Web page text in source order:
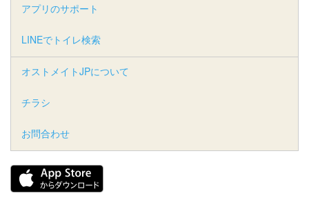
アプリのサポート
LINEでトイレ検索
オストメイトJPについて
チラシ
お問合わせ